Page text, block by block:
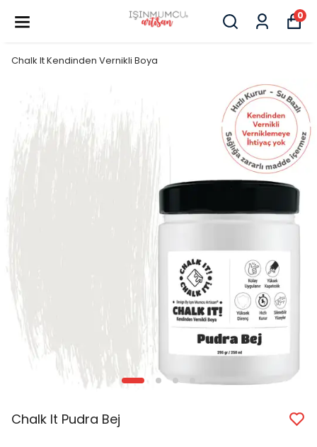
0
Chalk It Kendinden Vernikli Boya
Chalk It Pudra Bej